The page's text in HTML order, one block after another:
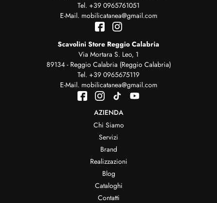
Tel. +39 0965761051
E-Mail. mobilicatanea@gmail.com
Scavolini Store Reggio Calabria
Via Mortara S. Leo, 1
89134 - Reggio Calabria (Reggio Calabria)
Tel. +39 0965675119
E-Mail. mobilicatanea@gmail.com
AZIENDA
Chi Siamo
Servizi
Brand
Realizzazioni
Blog
Cataloghi
Contatti